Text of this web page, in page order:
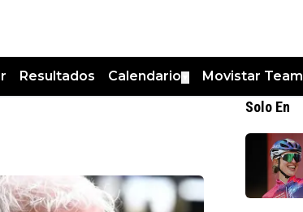
Resultados Calendario Movistar Team
Solo En